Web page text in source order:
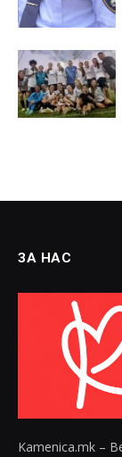
ЗА НАС
Kamenica.mk –